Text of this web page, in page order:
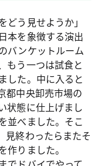
う見せようか」
本を象徴する演出
バンケットルーム
もう一つは試食と
した。中に入ると
都中央卸売市場の
状態に仕上げまし
並べました。そこ
見終わったらまたそ
作りました。